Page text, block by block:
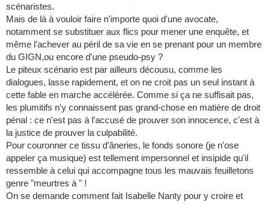
scénaristes.
Mais de là à vouloir faire n'importe quoi d'une avocate,
notamment se substituer aux flics pour mener une enquête, et
même l'achever au péril de sa vie en se prenant pour un membre
du GIGN,ou encore d'une pseudo-psy ?
Le piteux scénario est par ailleurs décousu, comme les
dialogues, lasse rapidement, et on ne croit pas un seul instant à
cette fable en marche accélérée. Comme si ça ne suffisait pas,
les plumitifs n'y connaissent pas grand-chose en matière de droit
pénal : ce n'est pas à l'accusé de prouver son innocence, c'est à
la justice de prouver la culpabilité.
Pour couronner ce tissu d'âneries, le fonds sonore (je n'ose
appeler ça musique) est tellement impersonnel et insipide qu'il
ressemble à celui qui accompagne tous les mauvais feuilletons
genre "meurtres à " !
On se demande comment fait Isabelle Nanty pour y croire et